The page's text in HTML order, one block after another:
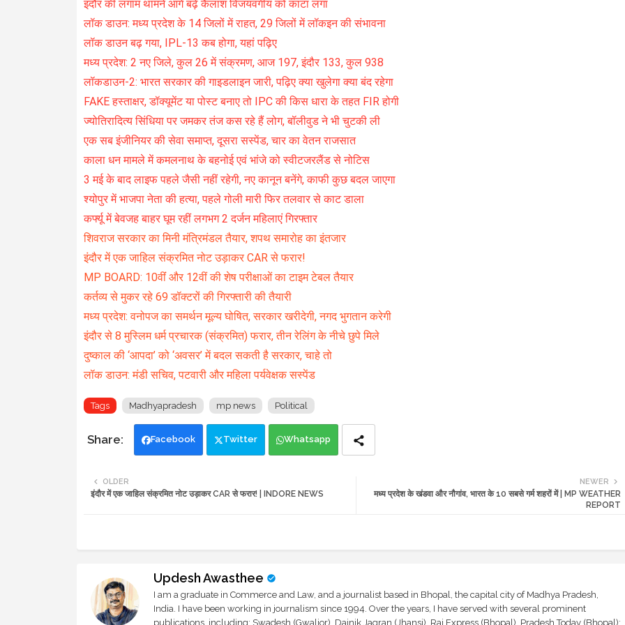
इंदौर की लगाम थामने आगे बढ़े कैलाश विजयवर्गीय को कांटा लगा
लॉक डाउन: मध्य प्रदेश के 14 जिलों में राहत, 29 जिलों में लॉकइन की संभावना
लॉक डाउन बढ़ गया, IPL-13 कब होगा, यहां पढ़िए
मध्य प्रदेश: 2 नए जिले, कुल 26 में संक्रमण, आज 197, इंदौर 133, कुल 938
लॉकडाउन-2: भारत सरकार की गाइडलाइन जारी, पढ़िए क्या खुलेगा क्या बंद रहेगा
FAKE हस्ताक्षर, डॉक्यूमेंट या पोस्ट बनाए तो IPC की किस धारा के तहत FIR होगी
ज्योतिरादित्य सिंधिया पर जमकर तंज कस रहे हैं लोग, बॉलीवुड ने भी चुटकी ली
एक सब इंजीनियर की सेवा समाप्त, दूसरा सस्पेंड, चार का वेतन राजसात
काला धन मामले में कमलनाथ के बहनोई एवं भांजे को स्वीटजरलैंड से नोटिस
3 मई के बाद लाइफ पहले जैसी नहीं रहेगी, नए कानून बनेंगे, काफी कुछ बदल जाएगा
श्योपुर में भाजपा नेता की हत्या, पहले गोली मारी फिर तलवार से काट डाला
कर्फ्यू में बेवजह बाहर घूम रहीं लगभग 2 दर्जन महिलाएं गिरफ्तार
शिवराज सरकार का मिनी मंत्रिमंडल तैयार, शपथ समारोह का इंतजार
इंदौर में एक जाहिल संक्रमित नोट उड़ाकर CAR से फरार!
MP BOARD: 10वींं और 12वीं की शेष परीक्षाओं का टाइम टेबल तैयार
कर्तव्य से मुकर रहे 69 डॉक्टरों की गिरफ्तारी की तैयारी
मध्य प्रदेश: वनोपज का समर्थन मूल्य घोषित, सरकार खरीदेगी, नगद भुगतान करेगी
इंदौर से 8 मुस्लिम धर्म प्रचारक (संक्रमित) फरार, तीन रेलिंग के नीचे छुपे मिले
दुष्काल की ‘आपदा’ को ‘अवसर’ में बदल सकती है सरकार, चाहे तो
लॉक डाउन: मंडी सचिव, पटवारी और महिला पर्यवेक्षक सस्पेंड
Tags Madhyapradesh mp news Political
Facebook Twitter Whatsapp
NEWER
मध्य प्रदेश के खंडवा और नौगांव, भारत के 10 सबसे गर्म शहरों में | MP WEATHER
REPORT
OLDER
इंदौर में एक जाहिल संक्रमित नोट उड़ाकर CAR से फरार! | INDORE NEWS
Updesh Awasthee
I am a graduate in Commerce and Law, and a journalist based in Bhopal, the capital city of Madhya Pradesh,
India. I have been working in journalism since 1994. Over the years, I have served with several prominent
publications, including: Swadesh (Gwalior), Dainik Jagran (Jhansi), Raj Express (Bhopal), Pradesh Today (Bhopal);